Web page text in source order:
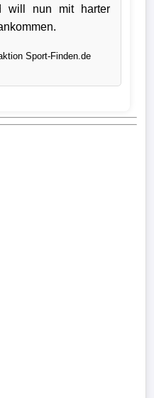
will nun mit harter
Sport-Finden.de